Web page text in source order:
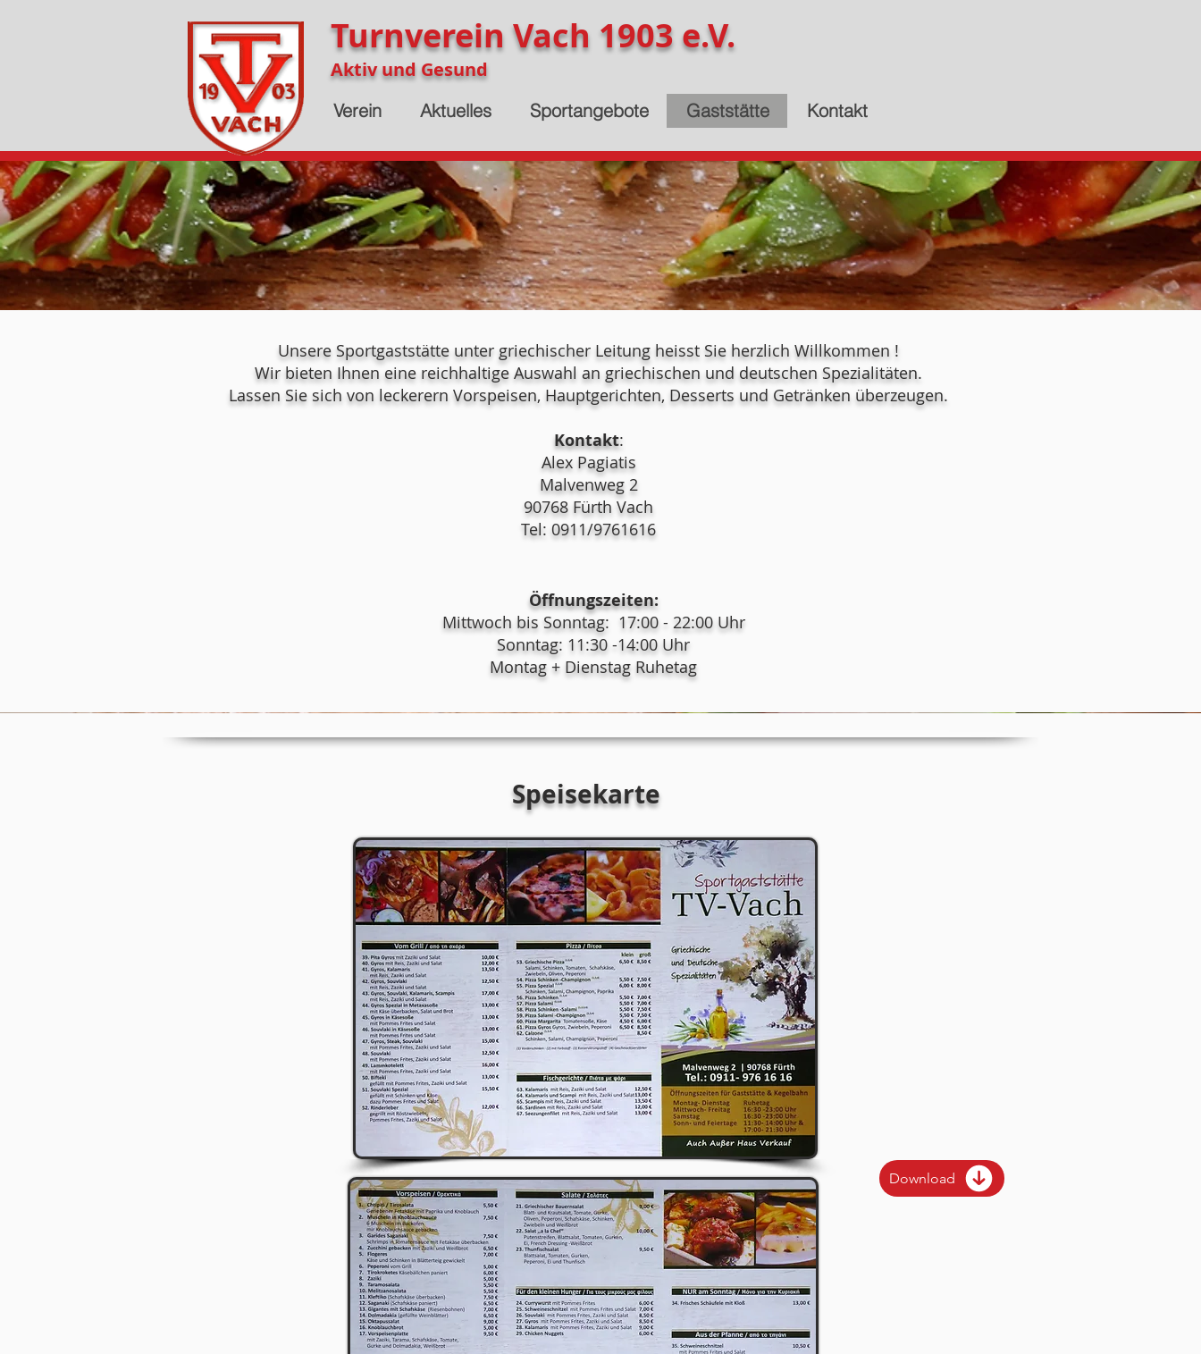
Turnverein Vach 1903 e.V.
Aktiv und Gesund
Verein Aktuelles Sportangebote Gaststätte Kontakt
Unsere Sportgaststätte unter griechischer Leitung heisst Sie herzlich Willkommen !
Wir bieten Ihnen eine reichhaltige Auswahl an griechischen und deutschen Spezialitäten.
Lassen Sie sich von leckerern Vorspeisen, Hauptgerichten, Desserts und Getränken überzeugen.
Kontakt:
Alex Pagiatis
Malvenweg 2
90768 Fürth Vach
Tel: 0911/9761616
Öffnungszeiten:
Mittwoch bis Sonntag: 17:00 - 22:00 Uhr
Sonntag: 11:30 -14:00 Uhr
Montag + Dienstag Ruhetag
Speisekarte
Download